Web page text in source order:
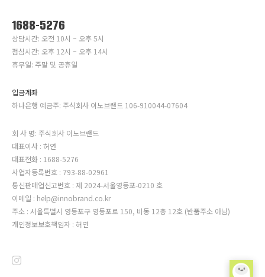
1688-5276
상담시간: 오전 10시 ~ 오후 5시
점심시간: 오후 12시 ~ 오후 14시
휴무일: 주말 및 공휴일
입금계좌
하나은행 예금주: 주식회사 이노브랜드 106-910044-07604
회 사 명: 주식회사 이노브랜드
대표이사 : 허연
대표전화 : 1688-5276
사업자등록번호 : 793-88-02961
통신판매업신고번호 : 제 2024-서울영등포-0210 호
이메일 : help@innobrand.co.kr
주소 : 서울특별시 영등포구 영등포로 150, 비동 12층 12호 (반품주소 아님)
개인정보보호책임자 : 허연